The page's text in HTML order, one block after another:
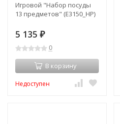
Игровой "Набор посуды
13 предметов" (E3150_HP)
5 135 ₽
0
В корзину
Недоступен